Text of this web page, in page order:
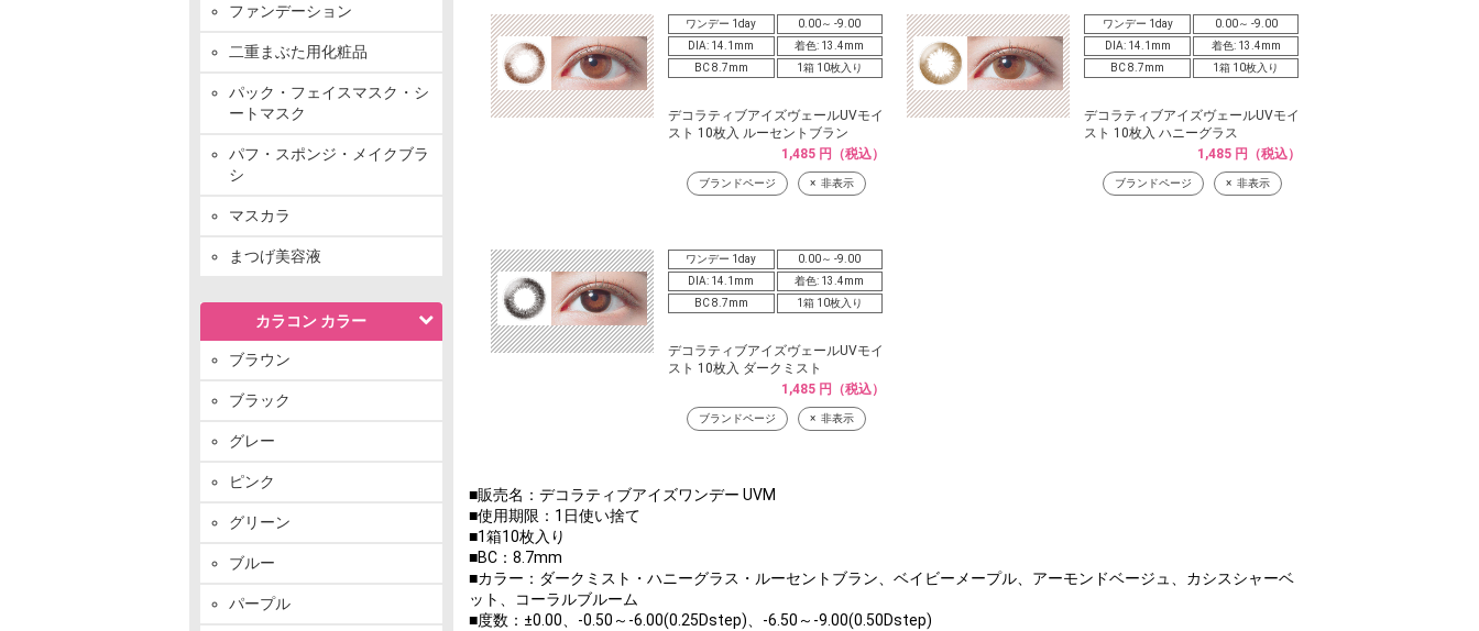
ファンデーション
二重まぶた用化粧品
パック・フェイスマスク・シ
ートマスク
パフ・スポンジ・メイクブラ
シ
マスカラ
まつげ美容液
カラコン カラー
ブラウン
ブラック
グレー
ピンク
グリーン
ブルー
パープル
ワンデー 1day
0.00～ -9.00
DIA: 14.1mm
着色: 13.4mm
BC 8.7mm
1箱 10枚入り
デコラティブアイズヴェールUVモイ
スト 10枚入 ルーセントブラン
1,485 円（税込）
ブランドページ 非表示
ワンデー 1day
0.00～ -9.00
DIA: 14.1mm
着色: 13.4mm
BC 8.7mm
1箱 10枚入り
デコラティブアイズヴェールUVモイ
スト 10枚入 ハニーグラス
1,485 円（税込）
ブランドページ 非表示
ワンデー 1day
0.00～ -9.00
DIA: 14.1mm
着色: 13.4mm
BC 8.7mm
1箱 10枚入り
デコラティブアイズヴェールUVモイ
スト 10枚入 ダークミスト
1,485 円（税込）
ブランドページ 非表示
■販売名：デコラティブアイズワンデー UVM
■使用期限：1日使い捨て
■1箱10枚入り
■BC：8.7mm
■カラー：ダークミスト・ハニーグラス・ルーセントブラン、ベイビーメープル、アーモンドベージュ、カシスシャーベ
ット、コーラルブルーム
■度数：±0.00、-0.50～-6.00(0.25Dstep)、-6.50～-9.00(0.50Dstep)